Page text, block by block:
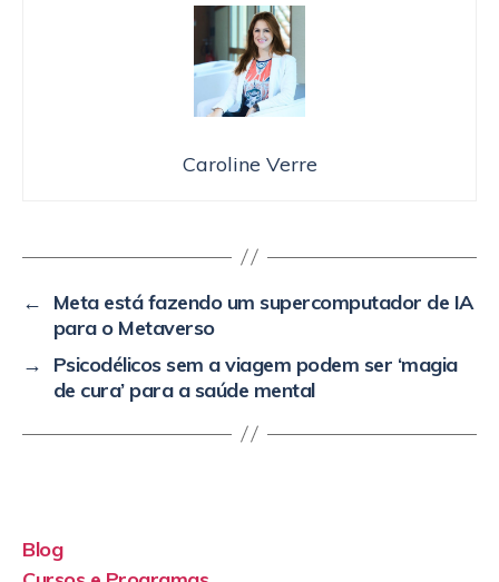
Caroline Verre
←
Meta está fazendo um supercomputador de IA
para o Metaverso
→
Psicodélicos sem a viagem podem ser ‘magia
de cura’ para a saúde mental
Blog